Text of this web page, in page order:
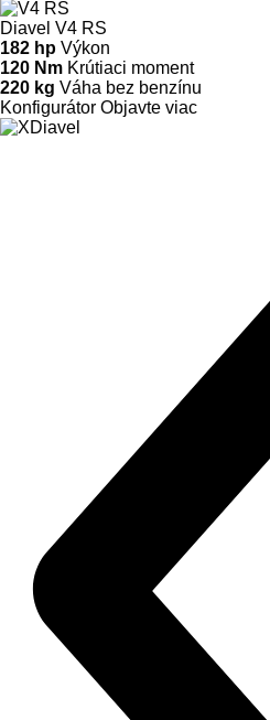
Diavel V4 RS
182 hp Výkon
120 Nm Krútiaci moment
220 kg Váha bez benzínu
Konfigurátor Objavte viac